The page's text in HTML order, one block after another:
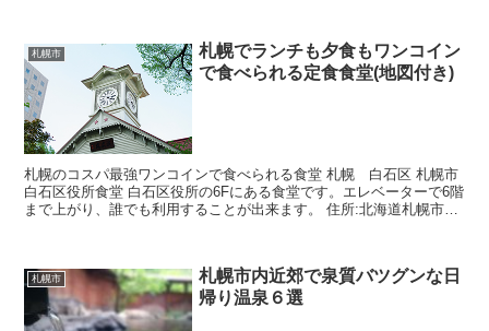
札幌市
札幌でランチも夕食もワンコイン
で食べられる定食食堂(地図付き)
札幌のコスパ最強ワンコインで食べられる食堂 札幌 白石区 札幌市
白石区役所食堂 白石区役所の6Fにある食堂です。エレベーターで6階
まで上がり、誰でも利用することが出来ます。 住所:北海道札幌市白
札幌市
札幌市内近郊で泉質バツグンな日
帰り温泉６選